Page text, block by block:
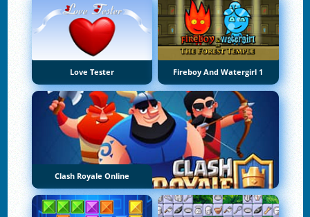
Love Tester Fireboy And Watergirl 1
Clash Royale Online